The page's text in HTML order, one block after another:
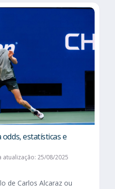
odds, estatísticas e
atualização: 25/08/2025
de Carlos Alcaraz ou